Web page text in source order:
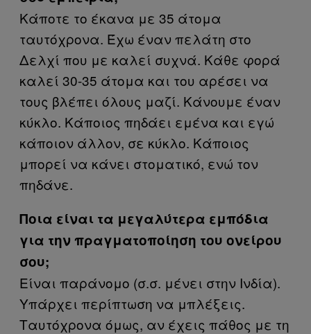
Κάποτε το έκανα με 35 άτομα
ταυτόχρονα. Έχω έναν πελάτη στο
Δελχί που με καλεί συχνά. Κάθε φορά
καλεί 30-35 άτομα και του αρέσει να
τους βλέπει όλους μαζί. Κάνουμε έναν
κύκλο. Κάποιος πηδάει εμένα και εγώ
κάποιον άλλον, σε κύκλο. Κάποιος
μπορεί να κάνει στοματικό, ενώ τον
πηδάνε.
Ποια είναι τα μεγαλύτερα εμπόδια
για την πραγματοποίηση του ονείρου
σου;
Είναι παράνομο (σ.σ. μένει στην Ινδία).
Υπάρχει περίπτωση να μπλέξεις.
Ταυτόχρονα όμως, αν έχεις πάθος με τη